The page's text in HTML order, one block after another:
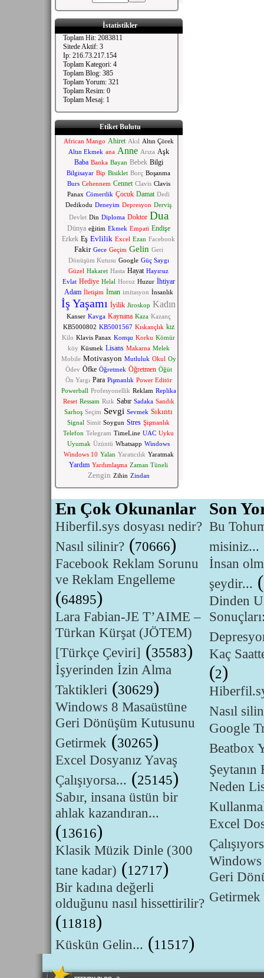
İstatistikler
Toplam Hit: 2083811
Sitede Aktif: 3
Ip: 216.73.217.154
Toplam Kategori: 4
Toplam Blog: 385
Toplam Yorum: 321
Toplam Resim: 0
Toplam Mesaj: 1
Etiket Bulutu
African Mango Ahiret Akıl Altın Çörek
Altın Ekmek ana Anne Arıza Aşk
Baba Banka Bayan Bebek Bilgi
Bilgisayar Bip Bisiklet Borç Boşanma
Burs Cehennem Cennet Clavis Clavis
Panax Cömertlik Çocuk Damat Dedi
Dedikodu Deneyim Depresyon Derviş
Devlet Din Diploma Doktor Dua
Dünya eğitim Ekmek Empati Endişe
Erkek Eş Evlilik Excel Ezan Facebook
Fakir Gece Geçim Gelin Geri
Dönüşüm Kutusu Google Güç Saygı
Güzel Hakaret Hasta Hayat Hayırsız
Evlat Hediye Helal Horoz Huzur İhtiyar
Adam İletişim İman imitasyon İnsanlık
İş Yaşamı İyilik Jiroskop Kadın
Kanser Kavga Kaynana Kaza Kazanç
KB5000802 KB5001567 Kıskançlık kız
Kilo Klavis Panax Komşu Korku Kömür
köy Küsmek Lisans Makarna Melek
Mobile Motivasyon Mutluluk Okul Oy
Ödev Öfke Öğretmek Öğretmen Öğüt
Ön Yargı Para Pişmanlık Power Editör
Powerball Profesyonellik Reklam Replika
Reset Ressam Rızk Sabır Sadaka Sandık
Sarhoş Seçim Sevgi Sevmek Sıkıntı
Signal Simit Soygun Stres Şişmanlık
Telefon Telegram TimeLine UAC Uyku
Uyumak Üzüntü Whatsapp Windows
Windows 10 Yalan Yaratıcılık Yaratmak
Yardım Yardımlaşma Zaman Tüneli
Zengin Zihin Zindan
En Çok Okunanlar Son
Hiberfil.sys dosyası nedir?
Nasıl silinir? (70666)
Facebook Reklam Sorunu
ve Reklam Engelleme
(64895)
Lara Fabian-JE T’AIME –
Türkan Kürşat (JÖTEM)
[Türkçe Çeviri] (35583)
İşyerinden İzin Alma
Taktikleri (30629)
Windows 8 Masaüstüne
Geri Dönüşüm Kutusunu
Getirmek (30265)
Excel Dosyanız Yavaş
Çalışıyorsa... (25145)
Sabır, insana üstün bir
ahlak kazandıran...
(13616)
Klasik Müzik Dinle (300
tane kadar) (12717)
Bir kadına değerli
olduğunu nasıl hissettirilir?
(11818)
Küskün Gelin... (11517)
Bu
misiniz...
İnsan
şeydir... (
Dinden
Kaç
(2)
Nasıl
Google
Beatbox
Şeytanın
Neden
Excel
Windows
Geri
Getirmek